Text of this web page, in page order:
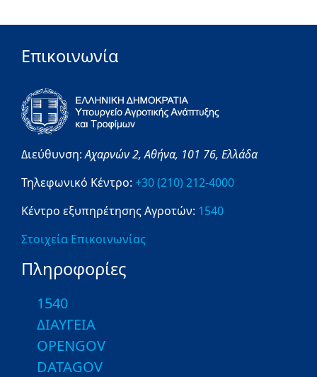
Επικοινωνία
Διεύθυνση:Αχαρνών 2,Αθήνα, 101 76, Ελλάδα
Τηλεφωνικό Κέντρο: +30 (210) 212-4000
Κέντρο εξυπηρέτησης Αγροτών: 1540
Στοιχεία Επικοινωνίας
Πληροφορίες
1540
ΔΙΑΥΓΕΙΑ
OPENGOV
DATAGOV